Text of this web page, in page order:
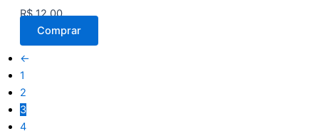
R$12,00
Comprar
←
1
2
3
4